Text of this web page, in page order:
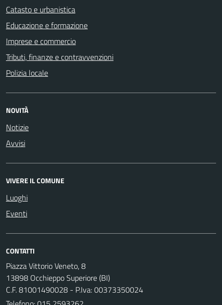
Catasto e urbanistica
Educazione e formazione
Imprese e commercio
Tributi, finanze e contravvenzioni
Polizia locale
NOVITÀ
Notizie
Avvisi
VIVERE IL COMUNE
Luoghi
Eventi
CONTATTI
Piazza Vittorio Veneto, 8
13898 Occhieppo Superiore (BI)
C.F. 81001490028 - P.Iva: 00373350024